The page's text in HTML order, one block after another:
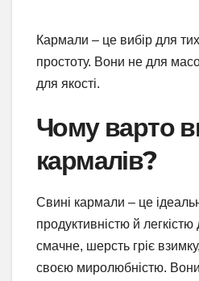
Кармали – це вибір для
простоту. Вони не для
для якості.
Чому варто
кармалів?
Свині кармали – це
продуктивністю й легкістю
смачне, шерсть гріє
своєю миролюбністю. Вони